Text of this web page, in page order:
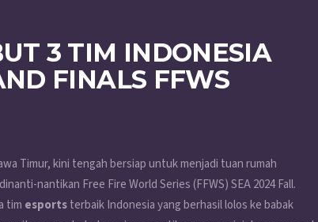
3 TIM INDONESIA
FINALS FFWS
Timur, kini tengah bersiap untuk menjadi tuan rumah
nantikan Free Fire World Series (FFWS) SEA 2024 Fall.
tim esportsterbaik Indonesia yang berhasil lolos ke babak